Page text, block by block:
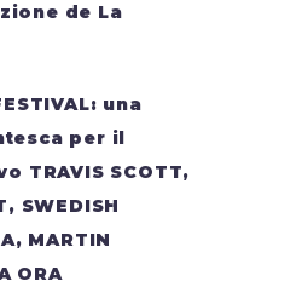
de La
una
per il
TRAVIS SCOTT,
SWEDISH
MARTIN
ORA